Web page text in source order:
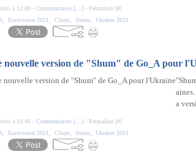
à 12:00 - Commentaires [ ] - Permalien [#]
Eurovision 2021 Chum Shum Ukraine 2021
nouvelle version de "Shum" de Go_A pour
a
à 18:46 - Commentaires [ ] - Permalien [#]
Eurovision 2021 Chum Shum Ukraine 2021